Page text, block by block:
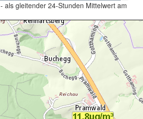
- als gleitender 24-Stunden Mittelwert am